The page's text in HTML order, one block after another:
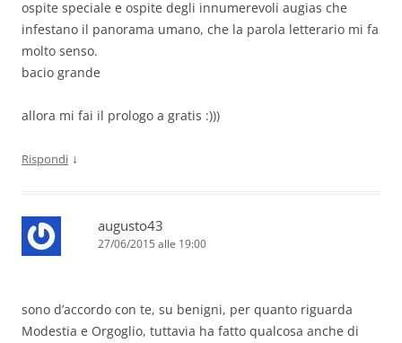
ospite speciale e ospite degli innumerevoli augias che
infestano il panorama umano, che la parola letterario mi fa
molto senso.
bacio grande
allora mi fai il prologo a gratis :)))
Rispondi ↓
augusto43
27/06/2015 alle 19:00
sono d’accordo con te, su benigni, per quanto riguarda
Modestia e Orgoglio, tuttavia ha fatto qualcosa anche di